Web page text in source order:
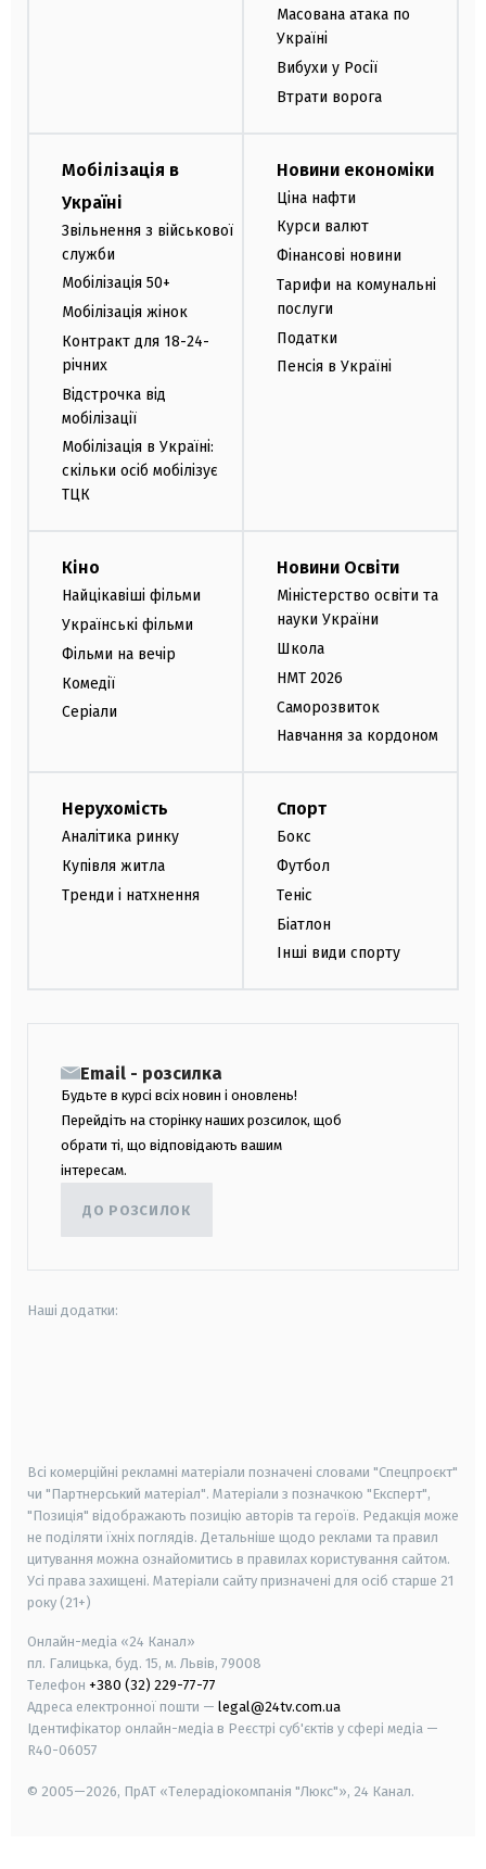
Масована атака по
Україні
Вибухи у Росії
Втрати ворога
Мобілізація в
Україні
Звільнення з військової
служби
Мобілізація 50+
Мобілізація жінок
Контракт для 18-24-
річних
Відстрочка від
мобілізації
Мобілізація в Україні:
скільки осіб мобілізує
ТЦК
Новини економіки
Ціна нафти
Курси валют
Фінансові новини
Тарифи на комунальні
послуги
Податки
Пенсія в Україні
Кіно
Найцікавіші фільми
Українські фільми
Фільми на вечір
Комедії
Серіали
Новини Освіти
Міністерство освіти та
науки України
Школа
НМТ 2026
Саморозвиток
Навчання за кордоном
Нерухомість
Аналітика ринку
Купівля житла
Тренди і натхнення
Спорт
Бокс
Футбол
Теніс
Біатлон
Інші види спорту
Email - розсилка
Будьте в курсі всіх новин і оновлень!
Перейдіть на сторінку наших розсилок, щоб
обрати ті, що відповідають вашим
інтересам.
ДО РОЗСИЛОК
Наші додатки:
Всі комерційні рекламні матеріали позначені словами "Спецпроєкт"
чи "Партнерський матеріал". Матеріали з позначкою "Експерт",
"Позиція" відображають позицію авторів та героїв. Редакція може
не поділяти їхніх поглядів. Детальніше щодо реклами та правил
цитування можна ознайомитись в правилах користування сайтом.
Усі права захищені. Матеріали сайту призначені для осіб старше 21
року (21+)
Онлайн-медіа «24 Канал»
пл. Галицька, буд. 15, м. Львів, 79008
Телефон +380 (32) 229-77-77
Адреса електронної пошти — legal@24tv.com.ua
Ідентифікатор онлайн-медіа в Реєстрі суб'єктів у сфері медіа —
R40-06057
© 2005—2026, ПрАТ «Телерадіокомпанія "Люкс"», 24 Канал.